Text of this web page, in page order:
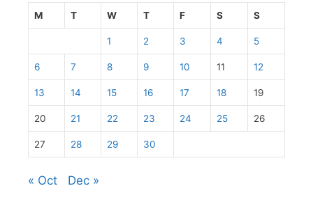
M T W T F S S
1 2 3 4 5
6 7 8 9 10 11 12
13 14 15 16 17 18 19
20 21 22 23 24 25 26
27 28 29 30
« Oct Dec »